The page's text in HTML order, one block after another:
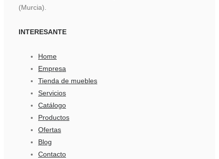
(Murcia).
INTERESANTE
Home
Empresa
Tienda de muebles
Servicios
Catálogo
Productos
Ofertas
Blog
Contacto